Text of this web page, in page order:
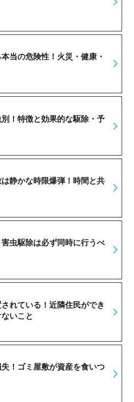
当の危険性！火災・健康・
！特徴と効果的な駆除・予
静かな時限爆弾！時間と共
虫駆除は必ず同時に行うべ
れている！近隣住民ができ
いこと
！ゴミ屋敷が資産を食いつ